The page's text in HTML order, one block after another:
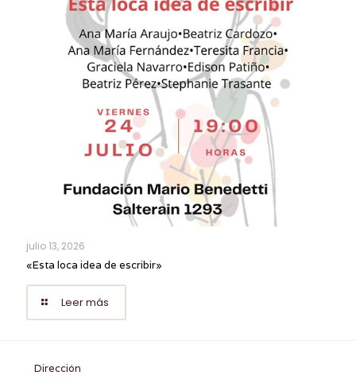
julio 13, 2026
«Esta loca idea de escribir»
Leer más
Dirección